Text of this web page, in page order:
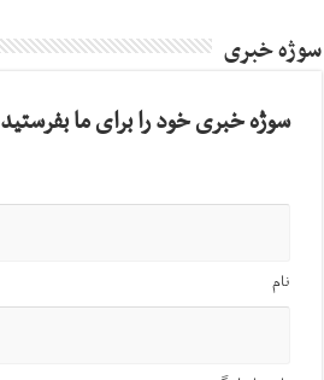
سوژه خبری
سوژه خبری خود را برای ما بفرستید
نام